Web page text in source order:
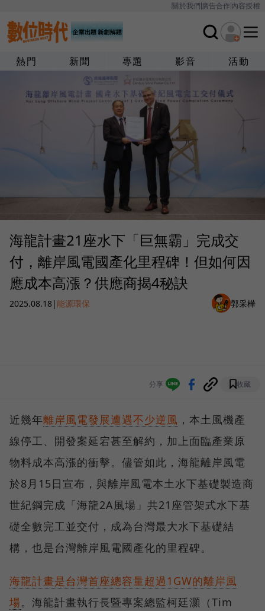
關於我們廣告合作內容授權
熱門 新聞 專題 影音 活動
海龍計畫21座水下「巨無霸」完成交
付，離岸風電國產化里程碑！但如何因
應成本高漲？供應商揭4秘訣
2025.08.18|能源環保 郭采樺
分享 收藏
近幾年離岸風電發展遭遇不少逆風 ，本土風機產
線停工、開發案延宕甚至解約，加上面臨產業原
物料成本高漲的衝擊。儘管如此，海龍離岸風電
於8月15日宣布，與離岸風電本土水下基礎製造商
世紀鋼完成「海龍2A風場」共21座管架式水下基
礎全數完工並交付，成為台灣最大水下基礎結
構，也是台灣離岸風電國產化的里程碑。
海龍計畫是台灣首座總容量超過1GW的離岸風
場。海龍計畫執行長暨專案總監柯廷灝（Tim